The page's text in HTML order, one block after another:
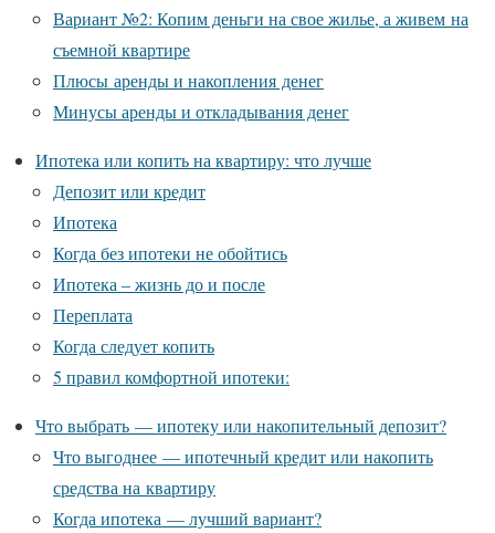
Вариант №2: Копим деньги на свое жилье, а живем на
съемной квартире
Плюсы аренды и накопления денег
Минусы аренды и откладывания денег
Ипотека или копить на квартиру: что лучше
Депозит или кредит
Ипотека
Когда без ипотеки не обойтись
Ипотека – жизнь до и после
Переплата
Когда следует копить
5 правил комфортной ипотеки:
Что выбрать — ипотеку или накопительный депозит?
Что выгоднее — ипотечный кредит или накопить
средства на квартиру
Когда ипотека — лучший вариант?